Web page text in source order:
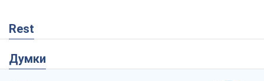
Rest
Думки